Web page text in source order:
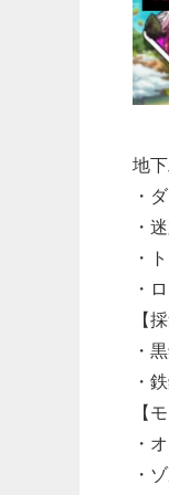
地
・
・
・
・
【
・
・
【
・
・